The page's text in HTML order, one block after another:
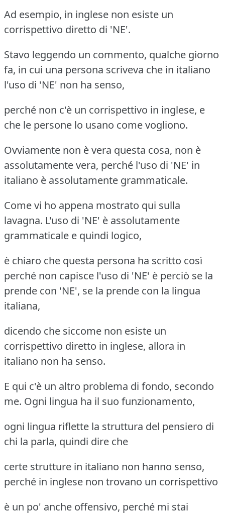
Ad esempio, in inglese non esiste un
corrispettivo diretto di 'NE'.
Stavo leggendo un commento, qualche giorno
fa, in cui una persona scriveva che in italiano
l'uso di 'NE' non ha senso,
perché non c'è un corrispettivo in inglese, e
che le persone lo usano come vogliono.
Ovviamente non è vera questa cosa, non è
assolutamente vera, perché l'uso di 'NE' in
italiano è assolutamente grammaticale.
Come vi ho appena mostrato qui sulla
lavagna. L'uso di 'NE' è assolutamente
grammaticale e quindi logico,
è chiaro che questa persona ha scritto così
perché non capisce l'uso di 'NE' è perciò se la
prende con 'NE', se la prende con la lingua
italiana,
dicendo che siccome non esiste un
corrispettivo diretto in inglese, allora in
italiano non ha senso.
E qui c'è un altro problema di fondo, secondo
me. Ogni lingua ha il suo funzionamento,
ogni lingua riflette la struttura del pensiero di
chi la parla, quindi dire che
certe strutture in italiano non hanno senso,
perché in inglese non trovano un corrispettivo
è un po' anche offensivo, perché mi stai